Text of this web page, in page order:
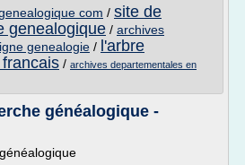
com / site de
genealogique / archives
genealogie / l'arbre
/ archives departementales en
généalogique -